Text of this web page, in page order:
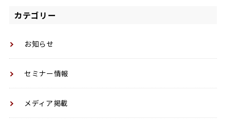
カテゴリー
お知らせ
セミナー情報
メディア掲載